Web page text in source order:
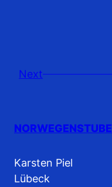
Next
NORWEGENSTUBE
Karsten Piel
Lübeck